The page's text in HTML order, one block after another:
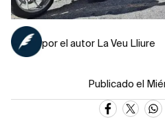
por el autor La Veu Lliure
Publicado el